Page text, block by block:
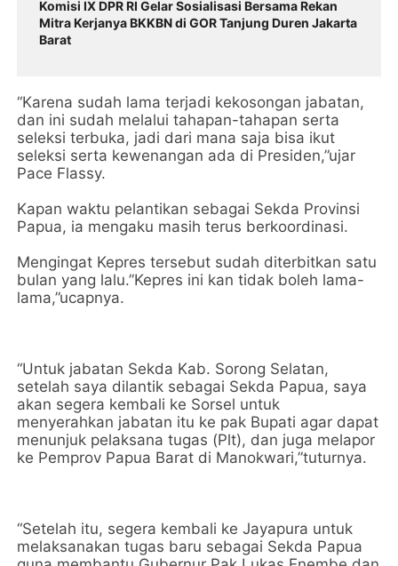
Komisi IX DPR RI Gelar Sosialisasi Bersama Rekan
Mitra Kerjanya BKKBN di GOR Tanjung Duren Jakarta
Barat
“Karena sudah lama terjadi kekosongan jabatan,
dan ini sudah melalui tahapan-tahapan serta
seleksi terbuka, jadi dari mana saja bisa ikut
seleksi serta kewenangan ada di Presiden,”ujar
Pace Flassy.
Kapan waktu pelantikan sebagai Sekda Provinsi
Papua, ia mengaku masih terus berkoordinasi.
Mengingat Kepres tersebut sudah diterbitkan satu
bulan yang lalu.”Kepres ini kan tidak boleh lama-
lama,”ucapnya.
“Untuk jabatan Sekda Kab. Sorong Selatan,
setelah saya dilantik sebagai Sekda Papua, saya
akan segera kembali ke Sorsel untuk
menyerahkan jabatan itu ke pak Bupati agar dapat
menunjuk pelaksana tugas (Plt), dan juga melapor
ke Pemprov Papua Barat di Manokwari,”tuturnya.
“Setelah itu, segera kembali ke Jayapura untuk
melaksanakan tugas baru sebagai Sekda Papua